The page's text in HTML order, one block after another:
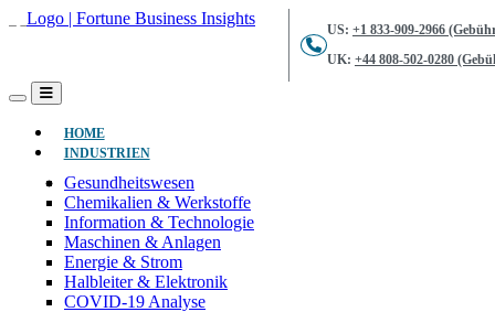
US: +1 833-909-2966
UK: +44 808-502-0280
HOME(AKTUELL)
INDUSTRIEN
Gesundheitswesen
Chemikalien & Werkstoffe
Information & Technologie
Maschinen & Anlagen
Energie & Strom
Halbleiter & Elektronik
COVID-19 Analyse